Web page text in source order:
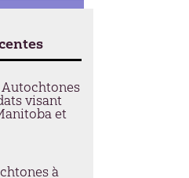
visant
et
à